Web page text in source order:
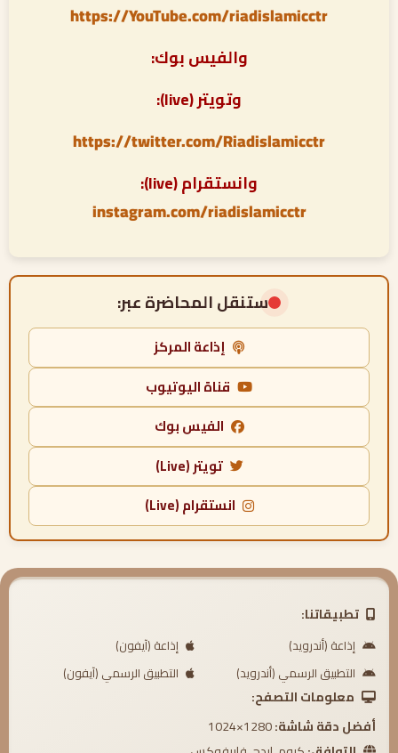
https://YouTube.com/riadislamicctr
والفيس بوك:
وتويتر (live):
https://twitter.com/Riadislamicctr
وانستقرام (live):
instagram.com/riadislamicctr
ستنقل المحاضرة عبر:
إذاعة المركز
قناة اليوتيوب
الفيس بوك
تويتر (Live)
انستقرام (Live)
تطبيقاتنا:
إذاعة (أندرويد)
إذاعة (آيفون)
التطبيق الرسمي (أندرويد)
التطبيق الرسمي (آيفون)
معلومات التصفح:
أفضل دقة شاشة: